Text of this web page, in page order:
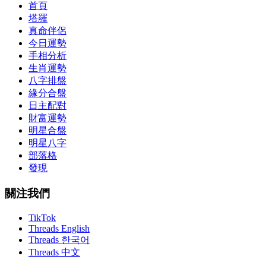
首頁
塔羅
真命伴侶
今日運勢
手相分析
生肖運勢
八字排盤
緣分合盤
日主配對
財富運勢
明星合盤
明星八字
部落格
發現
關注我們
TikTok
Threads English
Threads 한국어
Threads 中文